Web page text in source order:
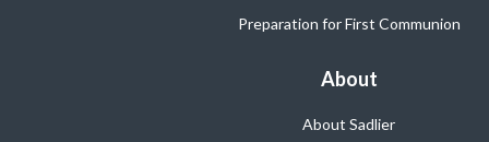
Preparation for First Communion
About
About Sadlier